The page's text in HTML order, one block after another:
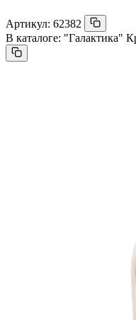
Артикул: 62382
В каталоге: "Галактика"